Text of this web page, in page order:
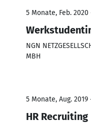
5 Monate, Feb. 2020
NGN
MBH
5 Monate, Aug. 2019
HR Recruiting